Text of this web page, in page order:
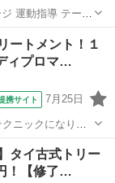
運動指導 テーピ
ートメント！１
ィプロマ…
携サイト 7月25日
ニックになりま
。お客様は洋服
えながら押して
タイ古式トリー
！【修了…